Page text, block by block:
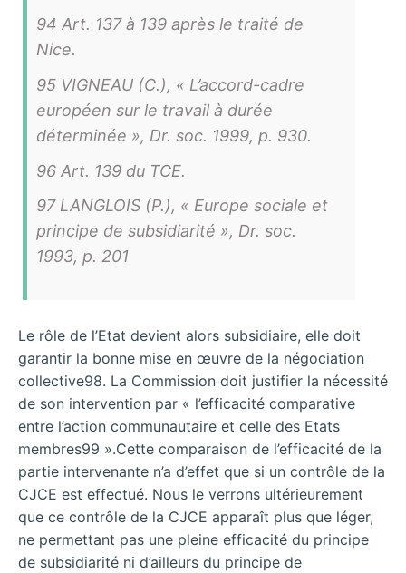
94 Art. 137 à 139 après le traité de
Nice.
95 VIGNEAU (C.), « L’accord-cadre
européen sur le travail à durée
déterminée », Dr. soc. 1999, p. 930.
96 Art. 139 du TCE.
97 LANGLOIS (P.), « Europe sociale et
principe de subsidiarité », Dr. soc.
1993, p. 201
Le rôle de l’Etat devient alors subsidiaire, elle doit
garantir la bonne mise en œuvre de la négociation
collective98. La Commission doit justifier la nécessité
de son intervention par « l’efficacité comparative
entre l’action communautaire et celle des Etats
membres99 ».Cette comparaison de l’efficacité de la
partie intervenante n’a d’effet que si un contrôle de la
CJCE est effectué. Nous le verrons ultérieurement
que ce contrôle de la CJCE apparaît plus que léger,
ne permettant pas une pleine efficacité du principe
de subsidiarité ni d’ailleurs du principe de